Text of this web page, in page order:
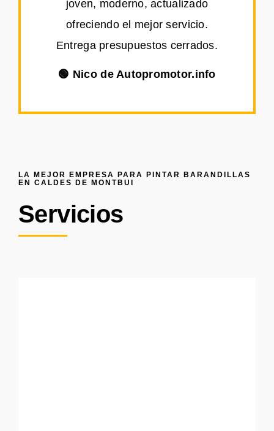
joven, moderno, actualizado
ofreciendo el mejor servicio.
Entrega presupuestos cerrados.
🟢 Nico de Autopromotor.info
LA MEJOR EMPRESA PARA PINTAR BARANDILLAS
EN CALDES DE MONTBUI
Servicios